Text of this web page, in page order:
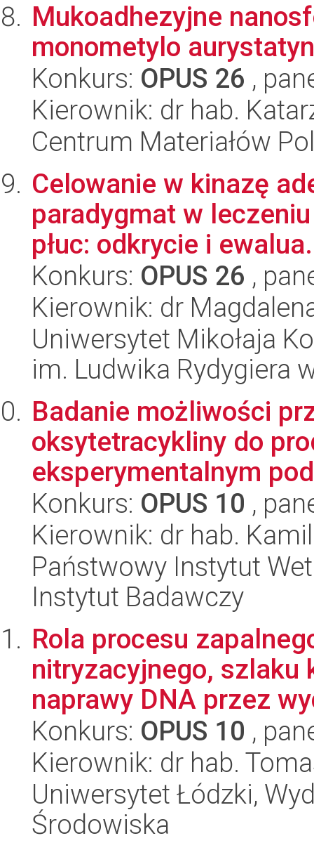
Mukoadhezyjne
monometylo
Konkurs: OPUS 26 ,
Kierownik: dr hab.
Centrum Materiałów
Celowanie w kinazę
paradygmat w
płuc: odkrycie i
Konkurs: OPUS 26 ,
Kierownik: dr
Uniwersytet Mikołaja
im. Ludwika Rydygiera
Badanie możliwości
oksytetracykliny do
eksperymentalnym
Konkurs: OPUS 10 ,
Kierownik: dr hab.
Państwowy Instytut
Instytut Badawczy
Rola procesu
nitryzacyjnego, szlaku
naprawy DNA przez
Konkurs: OPUS 10 ,
Kierownik: dr hab.
Uniwersytet Łódzki,
Środowiska